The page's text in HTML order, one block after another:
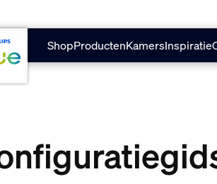
ShopProductenKamersInspiratie